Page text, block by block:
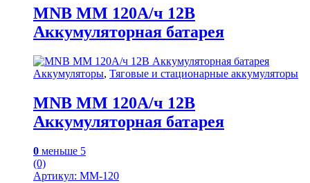
MNB MM 120А/ч 12В
Аккумуляторная батарея
Аккумуляторы, Тяговые и стационарные аккумуляторы
MNB MM 120А/ч 12В
Аккумуляторная батарея
0 меньше 5
(0)
Артикул: MM-120